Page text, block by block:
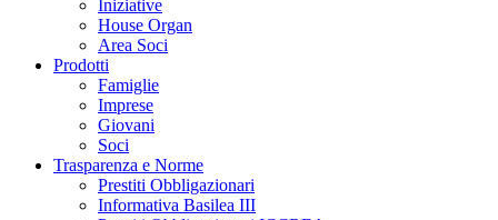
Iniziative
House Organ
Area Soci
Prodotti
Famiglie
Imprese
Giovani
Soci
Trasparenza e Norme
Prestiti Obbligazionari
Informativa Basilea III